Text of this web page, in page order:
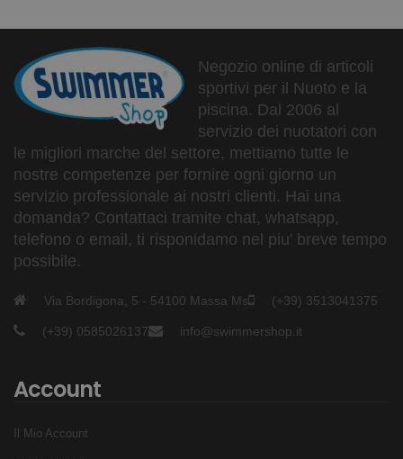
Negozio online di articoli
sportivi per il Nuoto e la
piscina. Dal 2006 al
servizio dei nuotatori con
le migliori marche del settore, mettiamo tutte le
nostre competenze per fornire ogni giorno un
servizio professionale ai nostri clienti. Hai una
domanda? Contattaci tramite chat, whatsapp,
telefono o email, ti risponidamo nel piu' breve tempo
possibile.
Via Bordigona, 5 - 54100 Massa Ms (+39) 3513041375
(+39) 0585026137 info@swimmershop.it
Account
Il Mio Account